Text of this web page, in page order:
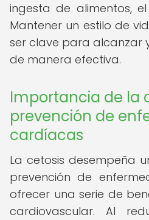
ingesta de alimentos,
Mantener un estilo de
ser clave para alcanzar
de manera efectiva.
Importancia de la
prevención de
cardíacas
La cetosis desempeña
prevención de
ofrecer una serie de
cardiovascular. Al